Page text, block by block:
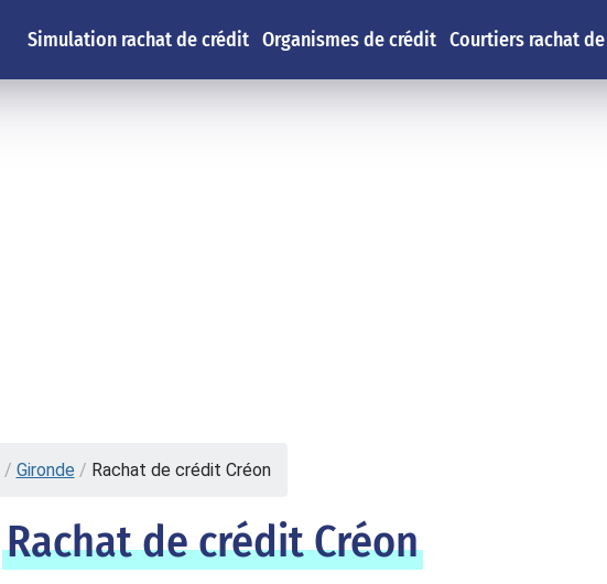
Simulation rachat de crédit Organismes de crédit Courtiers rachat
/ Gironde / Rachat de crédit Créon
Rachat de crédit Créon